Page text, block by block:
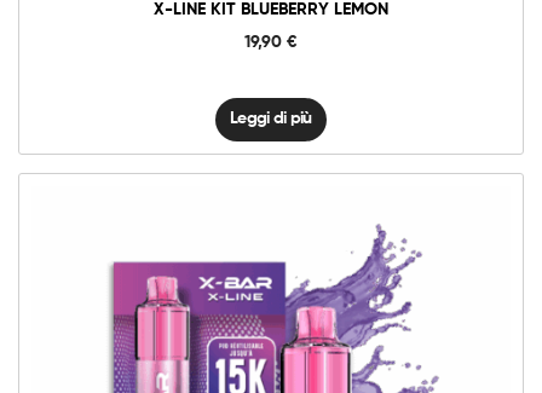
X-LINE KIT BLUEBERRY LEMON
19,90 €
Leggi di più